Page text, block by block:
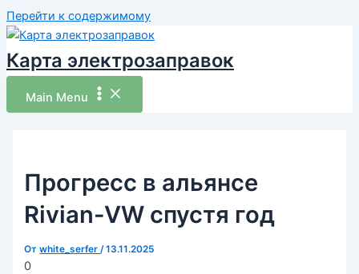
Перейти к содержимому
Карта электрозаправок
Main Menu
Прогресс в альянсе
Rivian-VW спустя год
Отwhite_serfer/13.11.2025
0